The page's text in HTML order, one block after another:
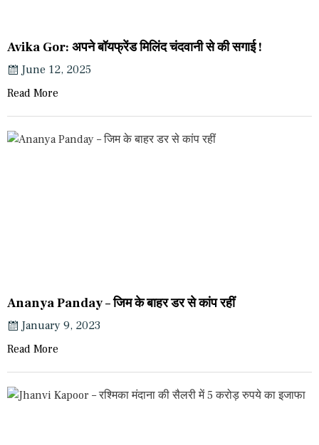
Avika Gor: अपने बॉयफ्रेंड मिलिंद चंदवानी से की सगाई !
June 12, 2025
Read More
Ananya Panday – जिम के बाहर डर से कांप रहीं
January 9, 2023
Read More